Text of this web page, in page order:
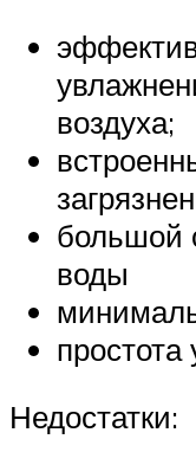
воздуха;
большой
воды
простота
Недостатки: